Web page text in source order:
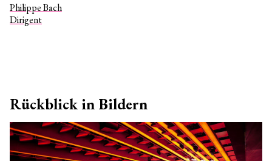
Philippe Bach
Dirigent
Rückblick in Bildern